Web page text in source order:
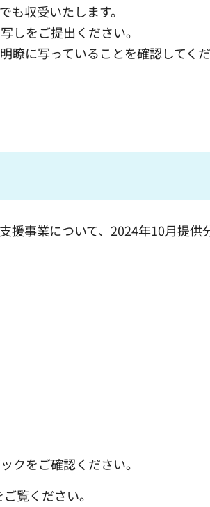
収受いたします。
しをご提出ください。
瞭に写っていることを確認してく
援事業について、2024年10月提供
クをご確認ください。
ご覧ください。